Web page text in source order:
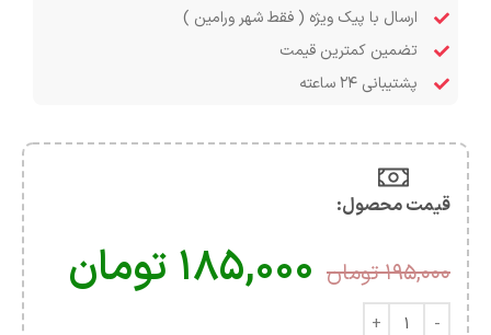
ارسال با پیک ویژه ( فقط شهر ورامین )
تضمین کمترین قیمت
پشتیبانی ۲۴ ساعته
قیمت محصول:​
۱۹۵,۰۰۰ تومان ۱۸۵,۰۰۰ تومان